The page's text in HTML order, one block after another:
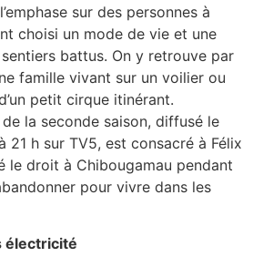
sur des personnes à
choisi un mode de vie et une
battus. On y retrouve par
famille vivant sur un voilier ou
petit cirque itinérant.
la seconde saison, diffusé le
21 h sur TV5, est consacré à Félix
le droit à Chibougamau pendant
pour vivre dans les
électricité